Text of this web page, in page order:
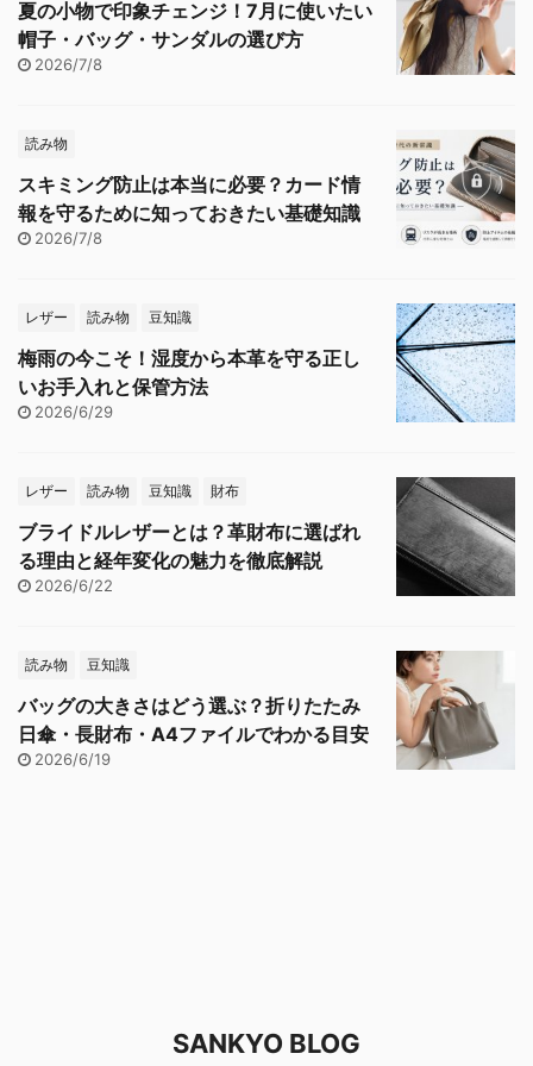
夏の小物で印象チェンジ！7月に使いたい
帽子・バッグ・サンダルの選び方
2026/7/8
読み物
スキミング防止は本当に必要？カード情
報を守るために知っておきたい基礎知識
2026/7/8
レザー 読み物 豆知識
梅雨の今こそ！湿度から本革を守る正し
いお手入れと保管方法
2026/6/29
レザー 読み物 豆知識 財布
ブライドルレザーとは？革財布に選ばれ
る理由と経年変化の魅力を徹底解説
2026/6/22
読み物 豆知識
バッグの大きさはどう選ぶ？折りたたみ
日傘・長財布・A4ファイルでわかる目安
2026/6/19
SANKYO BLOG